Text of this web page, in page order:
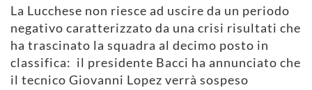
La Lucchese non riesce ad uscire da un periodo
negativo caratterizzato da una crisi risultati che
ha trascinato la squadra al decimo posto in
classifica: il presidente Bacci ha annunciato che
il tecnico Giovanni Lopez verrà sospeso